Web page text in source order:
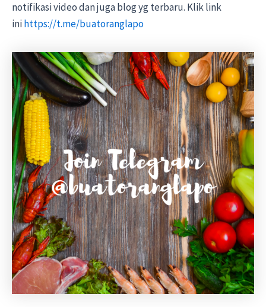
notifikasi video dan juga blog yg terbaru. Klik link
inihttps://t.me/buatoranglapo